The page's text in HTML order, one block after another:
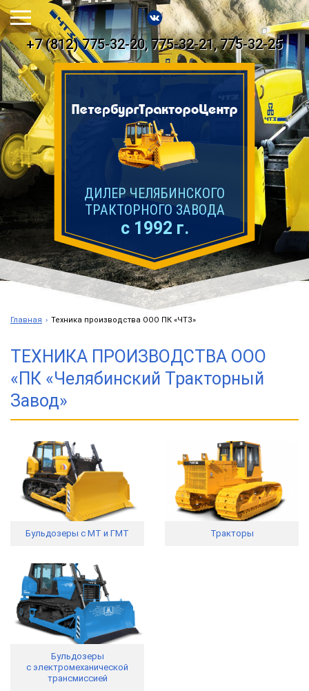
+7 (812) 775-32-20, 775-32-21, 775-32-25
ДИЛЕР ЧЕЛЯБИНСКОГО
ТРАКТОРНОГО ЗАВОДА
с 1992 г.
Главная Техника производства ООО ПК «ЧТЗ»
ТЕХНИКА ПРОИЗВОДСТВА ООО
«ПК «Челябинский Тракторный
Завод»
Бульдозеры с МТ и ГМТ Тракторы
Бульдозеры
с электромеханической
трансмиссией